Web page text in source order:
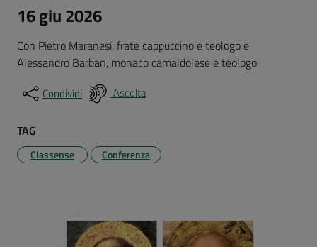
16 giu 2026
Con Pietro Maranesi, frate cappuccino e teologo e
Alessandro Barban, monaco camaldolese e teologo
Condividi Ascolta
TAG
Classense Conferenza